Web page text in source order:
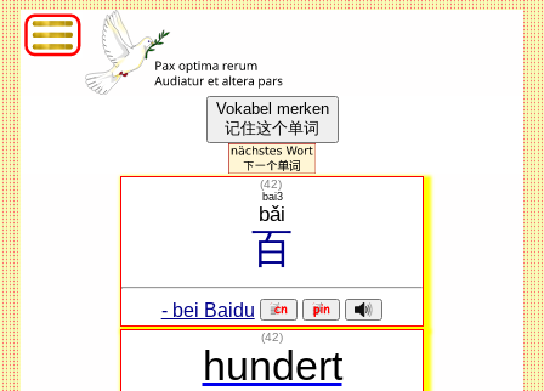
Vokabel merken
记住这个单词
(42)
百
bǎi
bai3
- bei Baidu
(42)
hundert